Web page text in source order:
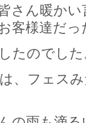
さん暖か
客様達だ
たのでし
、フェス